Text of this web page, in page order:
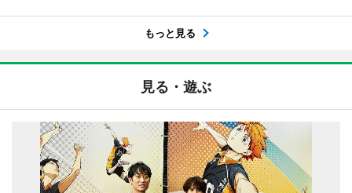
もっと見る
見る・遊ぶ